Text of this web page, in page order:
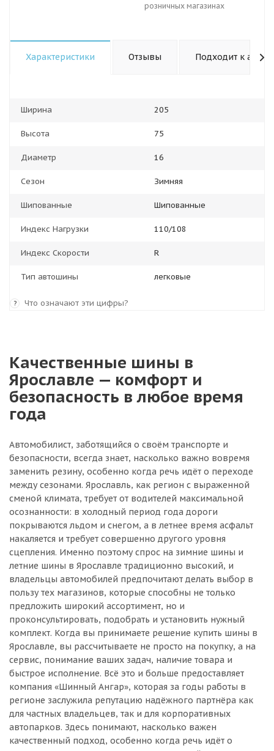
розничных магазинах
Характеристики Отзывы Подходит к авто
Ширина 205
Высота 75
Диаметр 16
Сезон Зимняя
Шипованные Шипованные
Индекс Нагрузки 110/108
Индекс Скорости R
Тип автошины легковые
? Что означают эти цифры?
Качественные шины в
Ярославле — комфорт и
безопасность в любое время
года
Автомобилист, заботящийся о своём транспорте и
безопасности, всегда знает, насколько важно вовремя
заменить резину, особенно когда речь идёт о переходе
между сезонами. Ярославль, как регион с выраженной
сменой климата, требует от водителей максимальной
осознанности: в холодный период года дороги
покрываются льдом и снегом, а в летнее время асфальт
накаляется и требует совершенно другого уровня
сцепления. Именно поэтому спрос на зимние шины и
летние шины в Ярославле традиционно высокий, и
владельцы автомобилей предпочитают делать выбор в
пользу тех магазинов, которые способны не только
предложить широкий ассортимент, но и
проконсультировать, подобрать и установить нужный
комплект. Когда вы принимаете решение купить шины в
Ярославле, вы рассчитываете не просто на покупку, а на
сервис, понимание ваших задач, наличие товара и
быстрое исполнение. Всё это и больше предоставляет
компания «Шинный Ангар», которая за годы работы в
регионе заслужила репутацию надёжного партнёра как
для частных владельцев, так и для корпоративных
автопарков. Здесь понимают, насколько важен
качественный подход, особенно когда речь идёт о